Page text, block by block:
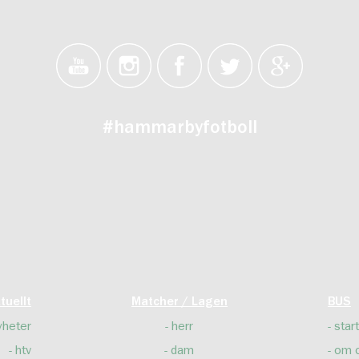
#hammarbyfotboll
htv
Matcher / Lagen
herr
dam
BUS
start
om